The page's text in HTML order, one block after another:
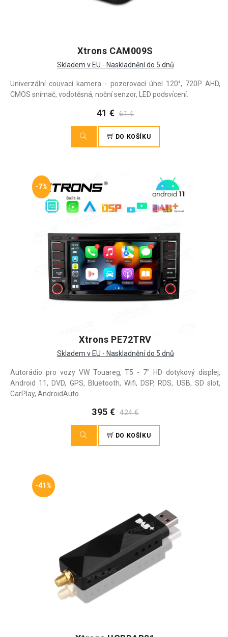
Xtrons CAM009S
Skladem v EU - Naskladnění do 5 dnů
Univerzální couvací kamera - pozorovací úhel 120°, 720P AHD,
CMOS snímač, vodotěsná, noční senzor, LED podsvícení.
41 € 61 €
DO KOŠÍKU
-7%
Xtrons PE72TRV
Skladem v EU - Naskladnění do 5 dnů
Autorádio pro vozy VW Touareg, T5 - 7" HD dotykový displej,
Android 11, DVD, GPS, Bluetooth, Wifi, DSP, RDS, USB, SD slot,
CarPlay, AndroidAuto.
395 € 424 €
DO KOŠÍKU
-41%